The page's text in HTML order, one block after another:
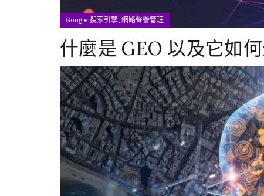
Google 搜索引擎, 網路聲譽管理
什麼是 GEO 以及它如